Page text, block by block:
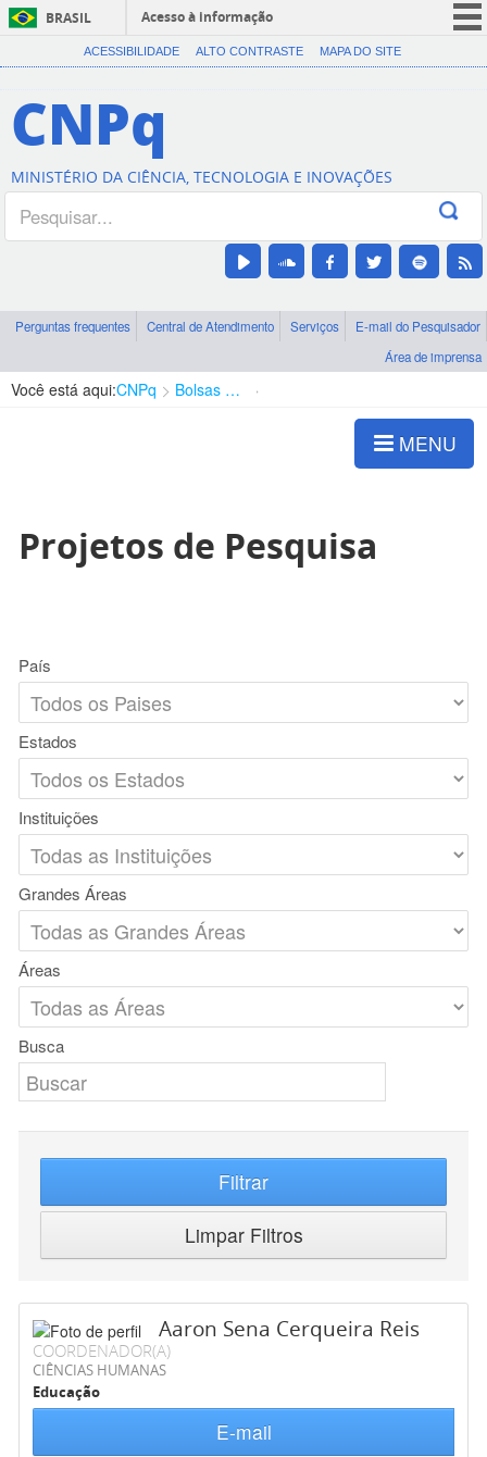
BRASIL
Acesso à informação
CORONAVÍRUS (COVID-19)
Canais
ACESSIBILIDADE ALTO CONTRASTE MAPA DO SITE
CNPq
MINISTÉRIO DA CIÊNCIA, TECNOLOGIA E INOVAÇÕES
Perguntas frequentes Central de Atendimento Serviços
E-mail do Pesquisador
Área de imprensa
Você está aqui:CNPq Bolsas e Auxílios Vigentes
MENU
Projetos de Pesquisa
País
Estados
Instituições
Grandes Áreas
Áreas
Busca
Filtrar
Limpar Filtros
Aaron Sena Cerqueira Reis
COORDENADOR(A)
CIÊNCIAS HUMANAS
Educação
E-mail